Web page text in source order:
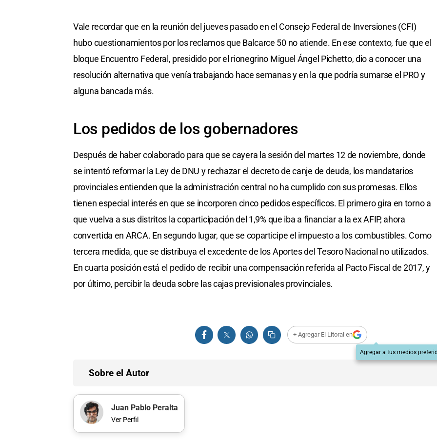
Vale recordar que en la reunión del jueves pasado en el Consejo Federal de Inversiones (CFI)
hubo cuestionamientos por los reclamos que Balcarce 50 no atiende. En ese contexto, fue que el
bloque Encuentro Federal, presidido por el rionegrino Miguel Ángel Pichetto, dio a conocer una
resolución alternativa que venía trabajando hace semanas y en la que podría sumarse el PRO y
alguna bancada más.
Los pedidos de los gobernadores
Después de haber colaborado para que se cayera la sesión del martes 12 de noviembre, donde
se intentó reformar la Ley de DNU y rechazar el decreto de canje de deuda, los mandatarios
provinciales entienden que la administración central no ha cumplido con sus promesas. Ellos
tienen especial interés en que se incorporen cinco pedidos específicos. El primero gira en torno a
que vuelva a sus distritos la coparticipación del 1,9% que iba a financiar a la ex AFIP, ahora
convertida en ARCA. En segundo lugar, que se coparticipe el impuesto a los combustibles. Como
tercera medida, que se distribuya el excedente de los Aportes del Tesoro Nacional no utilizados.
En cuarta posición está el pedido de recibir una compensación referida al Pacto Fiscal de 2017, y
por último, percibir la deuda sobre las cajas previsionales provinciales.
+ Agregar El Litoral en
Agregar a tus medios
Sobre el Autor
Juan Pablo Peralta
Ver Perfil